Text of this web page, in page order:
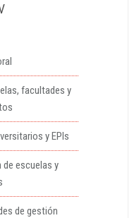
facultades y
y EPIs
escuelas y
de gestión